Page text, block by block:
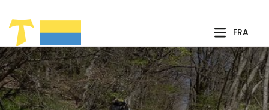
FRA